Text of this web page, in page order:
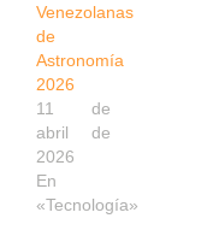
Venezolanas
de
Astronomía
2026
11 de
abril de
2026
En
«Tecnología»